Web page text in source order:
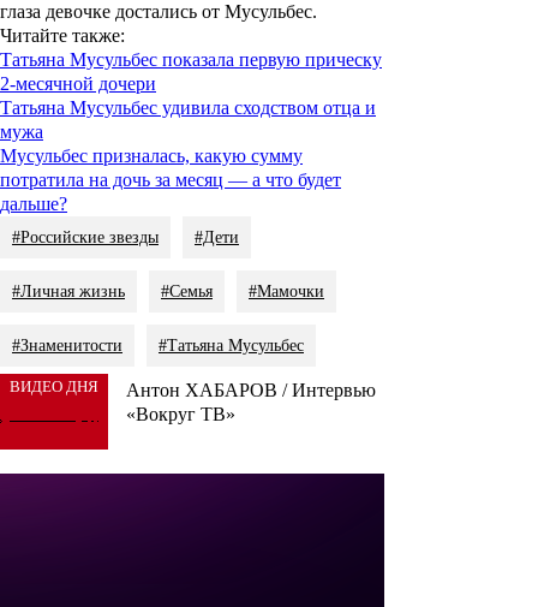
глаза девочке достались от Мусульбес.
Читайте также:
Татьяна Мусульбес показала первую прическу
2-месячной дочери
Татьяна Мусульбес удивила сходством отца и
мужа
Мусульбес призналась, какую сумму
потратила на дочь за месяц — а что будет
дальше?
#Российские звезды #Дети
#Личная жизнь #Семья #Мамочки
#Знаменитости #Татьяна Мусульбес
ВИДЕО ДНЯ
Антон ХАБАРОВ / Интервью
«Вокруг ТВ»